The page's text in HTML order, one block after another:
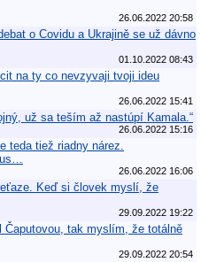
26.06.2022 20:58
o Covidu a Ukrajině se už dávno
01.10.2022 08:43
na ty co nevzyvaji tvoji ideu
26.06.2022 15:41
už sa teším až nastúpí Kamala.“
26.06.2022 15:16
teda tiež riadny nárez.
26.06.2022 16:06
Keď si človek myslí, že
29.09.2022 19:22
tak myslím, že totálně
29.09.2022 20:54